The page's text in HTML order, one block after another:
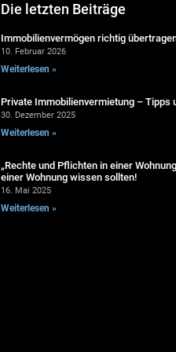
Die letzten Beiträge
Immobilienvermögen richtig
10. Februar 2026
Weiterlesen »
Private Immobilienvermietung – Tipps
30. Dezember 2025
Weiterlesen »
„Rechte und Pflichten in einer
einer Wohnung wissen sollten!
16. Mai 2025
Weiterlesen »